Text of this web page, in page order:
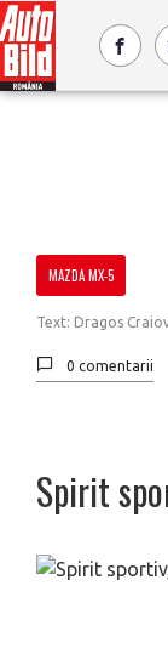
MAZDA MX-5
Text: Dragos
0 comentarii
Spirit